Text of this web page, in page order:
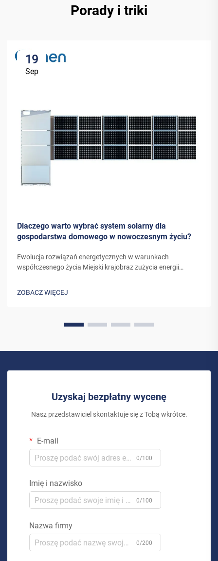
Porady i triki
19
Sep
Dlaczego warto wybrać system solarny dla
gospodarstwa domowego w nowoczesnym życiu?
Ewolucja rozwiązań energetycznych w warunkach
współczesnego życia Miejski krajobraz zużycia energii
alternatyw dla tradycyjnych źródeł energii...
ZOBACZ WIĘCEJ
Uzyskaj bezpłatny wycenę
Nasz przedstawiciel skontaktuje się z Tobą wkrótce.
E-mail
0/100
Imię i nazwisko
0/100
Nazwa firmy
0/200